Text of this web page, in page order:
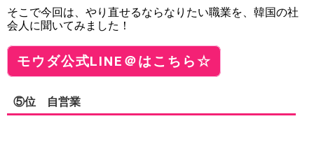
そこで今回は、やり直せるならなりたい職業を、韓国の社
会人に聞いてみました！
モウダ公式LINE＠はこちら☆
⑤位 自営業